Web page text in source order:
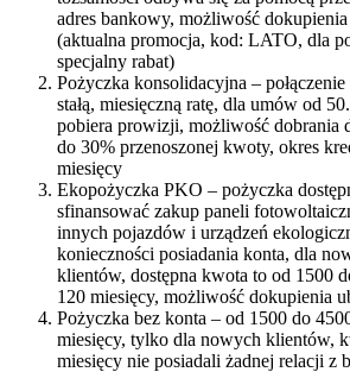
adres bankowy, możliwość dokupienia
(aktualna promocja, kod: LATO, dla
specjalny rabat)
Pożyczka konsolidacyjna –
stałą, miesięczną ratę, dla umów od
pobiera prowizji, możliwość dobrania
do 30% przenoszonej kwoty, okres
miesięcy
Ekopożyczka PKO – pożyczka
sfinansować zakup paneli
innych pojazdów i urządzeń
konieczności posiadania konta, dla
klientów, dostępna kwota to od 1500
120 miesięcy, możliwość dokupienia
Pożyczka bez konta – od 1500 do
miesięcy, tylko dla nowych klientów,
miesięcy nie posiadali żadnej relacji z